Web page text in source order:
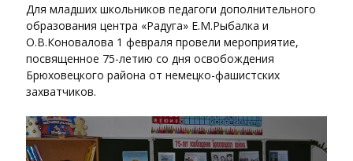
Для младших школьников педагоги дополнительного
образования центра «Радуга» Е.М.Рыбалка и
О.В.Коновалова 1 февраля провели мероприятие,
посвященное 75-летию со дня освобождения
Брюховецкого района от немецко-фашистских
захватчиков.